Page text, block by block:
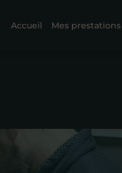
Accueil Mes prestations